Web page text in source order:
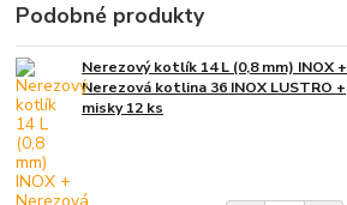
Podobné produkty
Nerezový kotlík 14 L (0,8 mm) INOX +
Nerezová kotlina 36 INOX LUSTRO +
misky 12 ks